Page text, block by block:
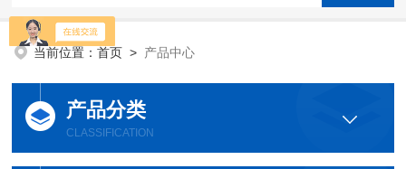
当前位置：首页 > 产品中心
产品分类
CLASSIFICATION